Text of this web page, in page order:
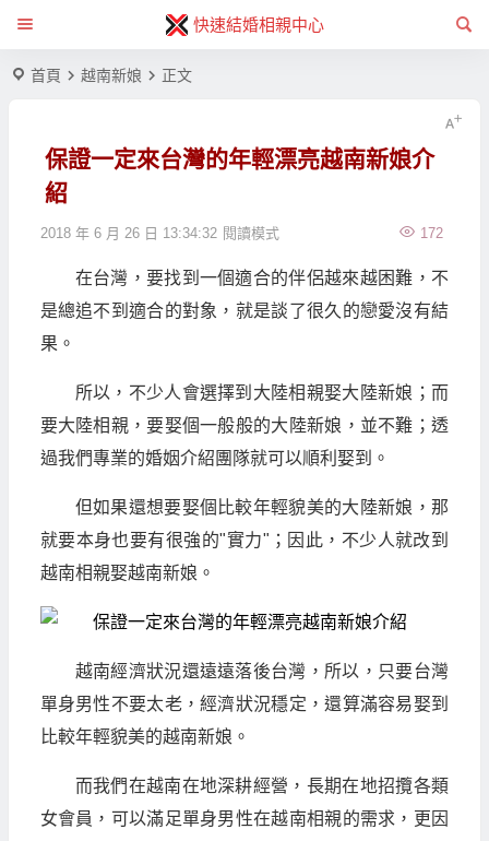
快速結婚相親中心
首頁 越南新娘 正文
保證一定來台灣的年輕漂亮越南新娘介
紹
2018 年 6 月 26 日 13:34:32 172
閱讀模式
在台灣，要找到一個適合的伴侶越來越困難，不
是總追不到適合的對象，就是談了很久的戀愛沒有結
果。
所以，不少人會選擇到大陸相親娶大陸新娘；而
要大陸相親，要娶個一般般的大陸新娘，並不難；透
過我們專業的婚姻介紹團隊就可以順利娶到。
但如果還想要娶個比較年輕貌美的大陸新娘，那
就要本身也要有很強的"實力"；因此，不少人就改到
越南相親娶越南新娘。
越南經濟狀況還遠遠落後台灣，所以，只要台灣
單身男性不要太老，經濟狀況穩定，還算滿容易娶到
比較年輕貌美的越南新娘。
而我們在越南在地深耕經營，長期在地招攬各類
女會員，可以滿足單身男性在越南相親的需求，更因